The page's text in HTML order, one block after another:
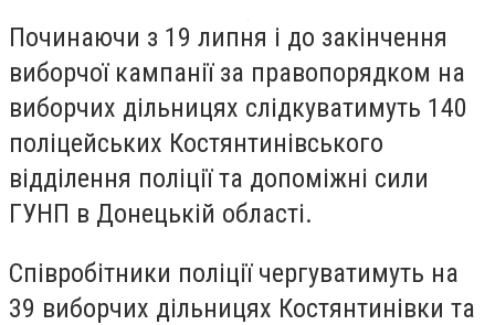
Починаючи з 19 липня і до закінчення
виборчої кампанії за правопорядком на
виборчих дільницях слідкуватимуть 140
поліцейських Костянтинівського
відділення поліції та допоміжні сили
ГУНП в Донецькій області.
Співробітники поліції чергуватимуть на
39 виборчих дільницях Костянтинівки та